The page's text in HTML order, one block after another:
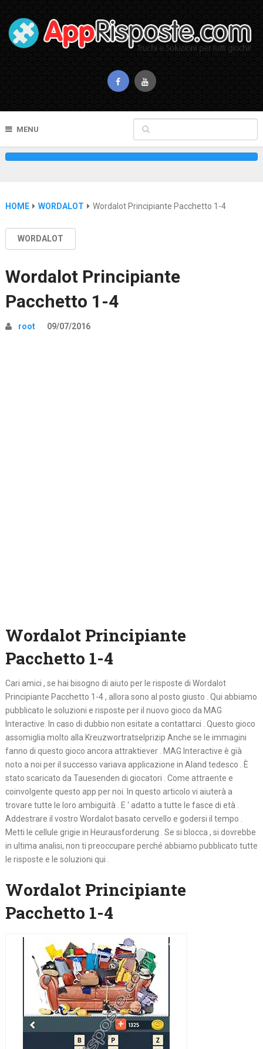
MENU
HOME WORDALOT Wordalot Principiante Pacchetto 1-4
WORDALOT
Wordalot Principiante
Pacchetto 1-4
root 09/07/2016
Wordalot Principiante
Pacchetto 1-4
Cari amici , se hai bisogno di aiuto per le risposte di Wordalot
Principiante Pacchetto 1-4 , allora sono al posto giusto . Qui abbiamo
pubblicato le soluzioni e risposte per il nuovo gioco da MAG
Interactive. In caso di dubbio non esitate a contattarci . Questo gioco
assomiglia molto alla Kreuzwortratselprizip Anche se le immagini
fanno di questo gioco ancora attraktiever . MAG Interactive è già
noto a noi per il successo variava applicazione in Aland tedesco . È
stato scaricato da Tauesenden di giocatori . Come attraente e
coinvolgente questo app per noi. In questo articolo vi aiuterà a
trovare tutte le loro ambiguità . E ‘ adatto a tutte le fasce di età .
Addestrare il vostro Wordalot basato cervello e godersi il tempo .
Metti le cellule grigie in Heurausforderung . Se si blocca , si dovrebbe
in ultima analisi, non ti preoccupare perché abbiamo pubblicato tutte
le risposte e le soluzioni qui .
Wordalot Principiante
Pacchetto 1-4